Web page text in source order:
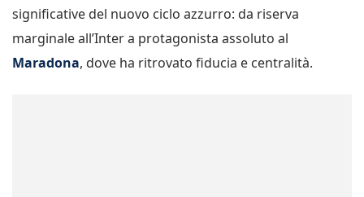
significative del nuovo ciclo azzurro: da riserva
marginale all’Inter a protagonista assoluto al
Maradona, dove ha ritrovato fiducia e centralità.